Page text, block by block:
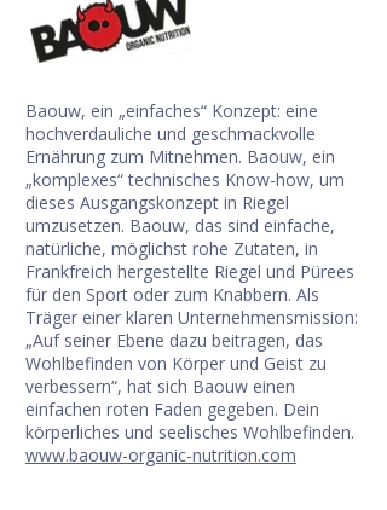
Baouw, ein „einfaches“ Konzept: eine
hochverdauliche und geschmackvolle
Ernährung zum Mitnehmen. Baouw, ein
„komplexes“ technisches Know-how, um
dieses Ausgangskonzept in Riegel
umzusetzen. Baouw, das sind einfache,
natürliche, möglichst rohe Zutaten, in
Frankfreich hergestellte Riegel und Pürees
für den Sport oder zum Knabbern. Als
Träger einer klaren Unternehmensmission:
„Auf seiner Ebene dazu beitragen, das
Wohlbefinden von Körper und Geist zu
verbessern“, hat sich Baouw einen
einfachen roten Faden gegeben. Dein
körperliches und seelisches Wohlbefinden.
www.baouw-organic-nutrition.com